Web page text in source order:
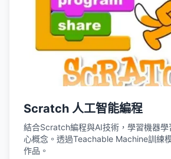
Scratch 人工智能編程
結合Scratch編程與AI技術，學習機器
心概念。透過Teachable Machine訓練
作品。